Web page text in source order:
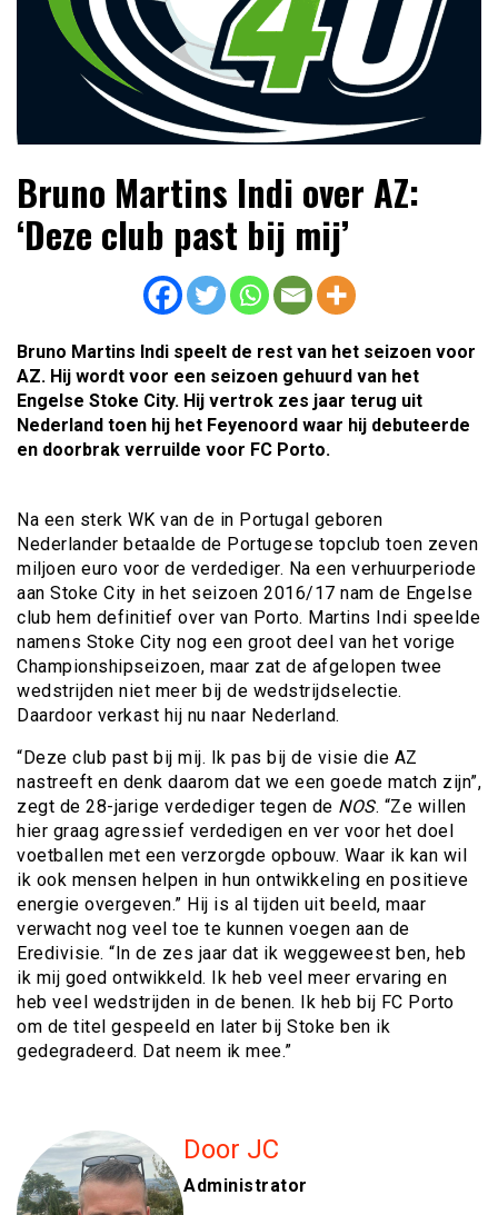
Voetbal4U.com Voetbalnieuws |
Transfers, Eredivisie &
Internationaal voetbal |
transferupdates, analyses en achtergronden over clubs,
spelers en competities uit binnen- en buitenland.
Bruno Martins Indi over AZ:
‘Deze club past bij mij’
Bruno Martins Indi speelt de rest van het seizoen voor
AZ. Hij wordt voor een seizoen gehuurd van het
Engelse Stoke City. Hij vertrok zes jaar terug uit
Nederland toen hij het Feyenoord waar hij debuteerde
en doorbrak verruilde voor FC Porto.
Na een sterk WK van de in Portugal geboren
Nederlander betaalde de Portugese topclub toen zeven
miljoen euro voor de verdediger. Na een verhuurperiode
aan Stoke City in het seizoen 2016/17 nam de Engelse
club hem definitief over van Porto. Martins Indi speelde
namens Stoke City nog een groot deel van het vorige
Championshipseizoen, maar zat de afgelopen twee
wedstrijden niet meer bij de wedstrijdselectie.
Daardoor verkast hij nu naar Nederland.
“Deze club past bij mij. Ik pas bij de visie die AZ
nastreeft en denk daarom dat we een goede match zijn”,
zegt de 28-jarige verdediger tegen de NOS. “Ze willen
hier graag agressief verdedigen en ver voor het doel
voetballen met een verzorgde opbouw. Waar ik kan wil
ik ook mensen helpen in hun ontwikkeling en positieve
energie overgeven.” Hij is al tijden uit beeld, maar
verwacht nog veel toe te kunnen voegen aan de
Eredivisie. “In de zes jaar dat ik weggeweest ben, heb
ik mij goed ontwikkeld. Ik heb veel meer ervaring en
heb veel wedstrijden in de benen. Ik heb bij FC Porto
om de titel gespeeld en later bij Stoke ben ik
gedegradeerd. Dat neem ik mee.”
Door JC
Administrator